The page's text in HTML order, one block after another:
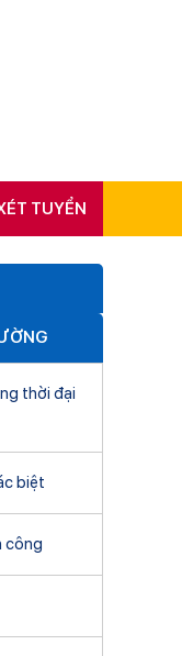
TUYỂN
thời đại
biệt
công